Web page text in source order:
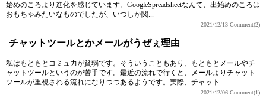
始めのころより進化を感じています。GoogleSpreadsheetなんて、出始めのころは
おもちゃみたいなものでしたが、いつしか関...
2021/12/13 Comment(2)
チャットツールとかメールがうぜぇ理由
私はもともとコミュ力が貧弱です。そういうこともあり、もともとメールやチ
ャットツールというのが苦手です。最近の流れで行くと、メールよりチャット
ツールが重視される流れになりつつあるようです。実際、チャット...
2021/12/06 Comment(1)